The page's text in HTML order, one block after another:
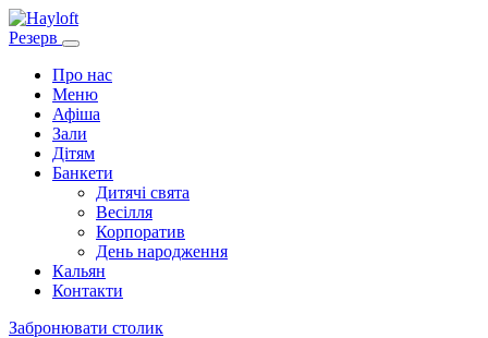
Резерв
Про нас
Меню
Афіша
Зали
Дітям
Банкети
Дитячі свята
Весілля
Корпоратив
День народження
Кальян
Контакти
Забронювати столик